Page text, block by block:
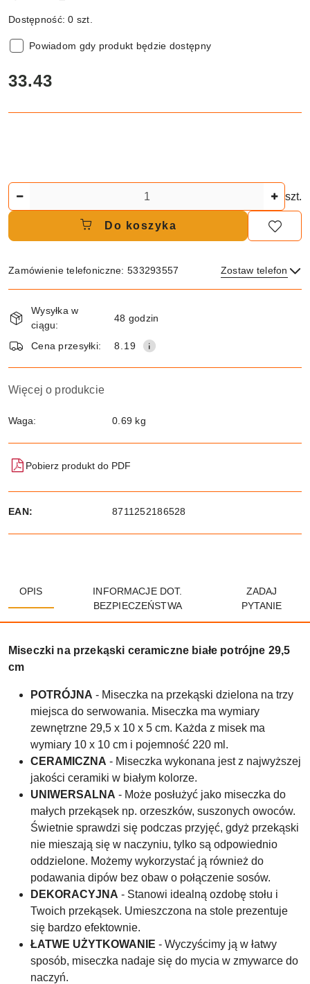
Dostępność:0 szt.
Powiadom gdy produkt będzie dostępny
cena:
33.43
szt.
Do koszyka
Zamówienie telefoniczne: 533293557 Zostaw telefon
i
dostawa
Wysyłka w
ciągu:
48 godzin
Cena przesyłki: 8.19
Więcej o produkcie
Waga: 0.69 kg
Pobierz produkt do PDF
EAN: 8711252186528
OPIS
INFORMACJE DOT.
BEZPIECZEŃSTWA
ZADAJ
PYTANIE
Miseczki na przekąski ceramiczne białe potrójne 29,5
cm
POTRÓJNA - Miseczka na przekąski dzielona na trzy
miejsca do serwowania. Miseczka ma wymiary
zewnętrzne 29,5 x 10 x 5 cm. Każda z misek ma
wymiary 10 x 10 cm i pojemność 220 ml.
CERAMICZNA - Miseczka wykonana jest z najwyższej
jakości ceramiki w białym kolorze.
UNIWERSALNA - Może posłużyć jako miseczka do
małych przekąsek np. orzeszków, suszonych owoców.
Świetnie sprawdzi się podczas przyjęć, gdyż przekąski
nie mieszają się w naczyniu, tylko są odpowiednio
oddzielone. Możemy wykorzystać ją również do
podawania dipów bez obaw o połączenie sosów.
DEKORACYJNA - Stanowi idealną ozdobę stołu i
Twoich przekąsek. Umieszczona na stole prezentuje
się bardzo efektownie.
ŁATWE UŻYTKOWANIE - Wyczyścimy ją w łatwy
sposób, miseczka nadaje się do mycia w zmywarce do
naczyń.